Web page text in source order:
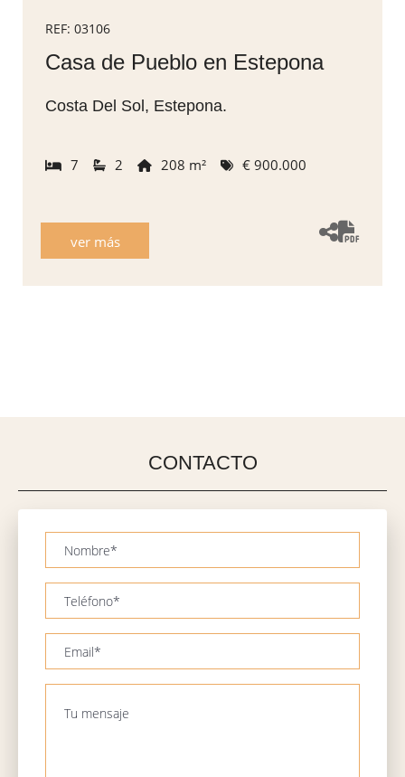
REF: 03106
Casa de Pueblo en Estepona
Costa Del Sol, Estepona.
7 2 208 m² € 900.000
ver más
CONTACTO